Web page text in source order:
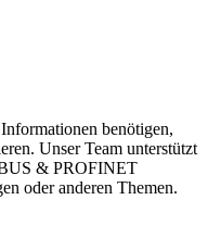
benötigen,
Unser Team unterstützt
& PROFINET
oder anderen Themen.